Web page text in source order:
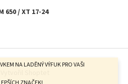
NA LADĚNÝ VÝFUK PRO VAŠI
650 / XT 17-24